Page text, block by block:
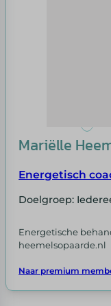
Mariëlle
Energetisch
Doelgroep:
Energetische
heemelsopaarde.nl
Naar premium